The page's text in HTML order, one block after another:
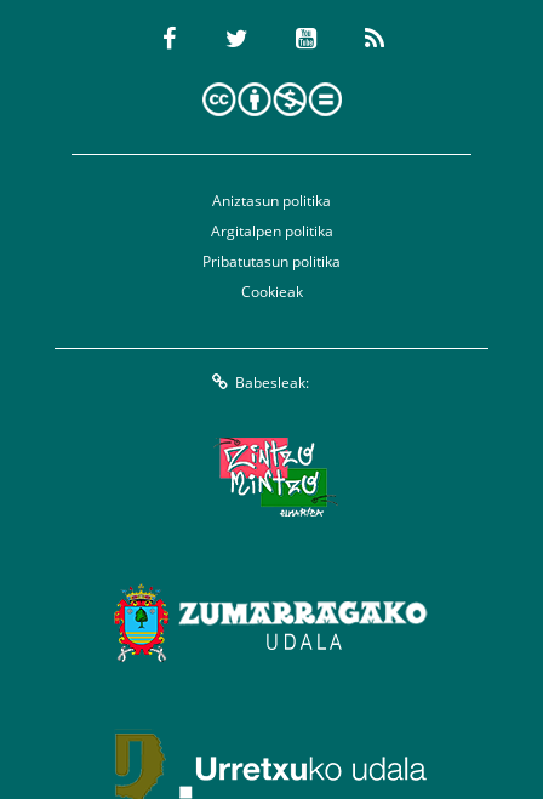
Aniztasun politika
Argitalpen politika
Pribatutasun politika
Cookieak
Babesleak: